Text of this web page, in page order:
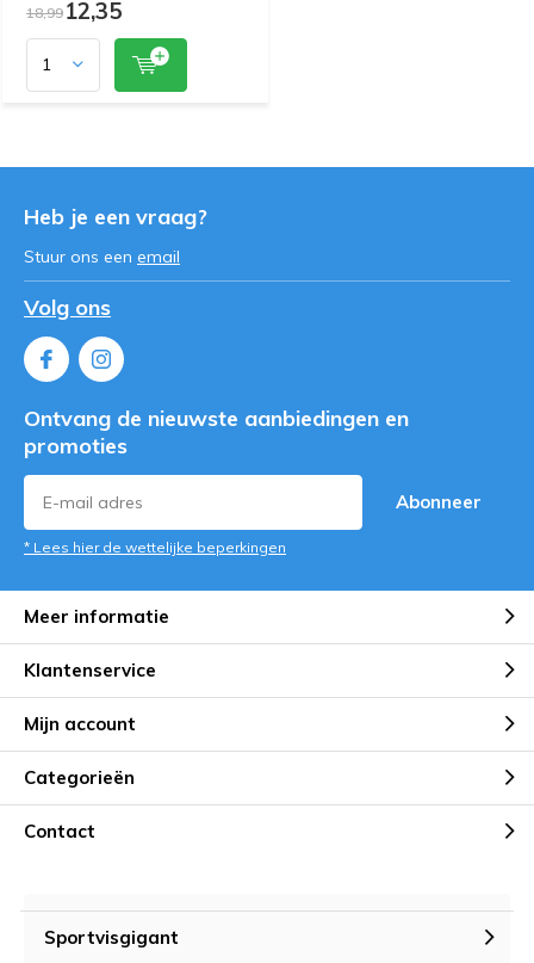
18,9912,35
Heb je een vraag?
Stuur ons een email
Volg ons
Ontvang de nieuwste aanbiedingen en
promoties
Abonneer
* Lees hier de wettelijke beperkingen
Meer informatie
Klantenservice
Mijn account
Categorieën
Contact
Sportvisgigant